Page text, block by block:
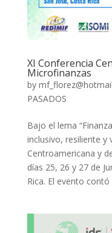
XI Conferencia
Microfinanzas
by
PASADOS
Bajo el lema
inclusivo, resiliente y
Centroamericana y
días 25, 26 y 27 de
Rica. El evento